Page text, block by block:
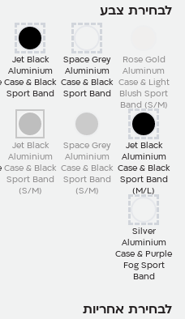
לבחירת צבע
Rose Gold
Aluminum
Case & Light
Blush Sport
Band (S/M)
Space Grey
Aluminium
Case & Black
Sport Band
Jet Black
Aluminium
Case & Black
Sport Band
Jet Black
Aluminium
Case & Black
Sport Band
(M/L)
Space Grey
Aluminium
Case & Black
Sport Band
(S/M)
Jet Black
Aluminium
Case & Black
Sport Band
(S/M)
Silver
Aluminium
Case & Purple
Fog Sport
Band
לבחירת אחריות